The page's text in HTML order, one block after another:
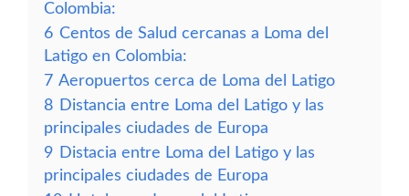
Colombia:
6 Centos de Salud cercanas a Loma del
Latigo en Colombia:
7 Aeropuertos cerca de Loma del Latigo
8 Distancia entre Loma del Latigo y las
principales ciudades de Europa
9 Distacia entre Loma del Latigo y las
principales ciudades de Europa